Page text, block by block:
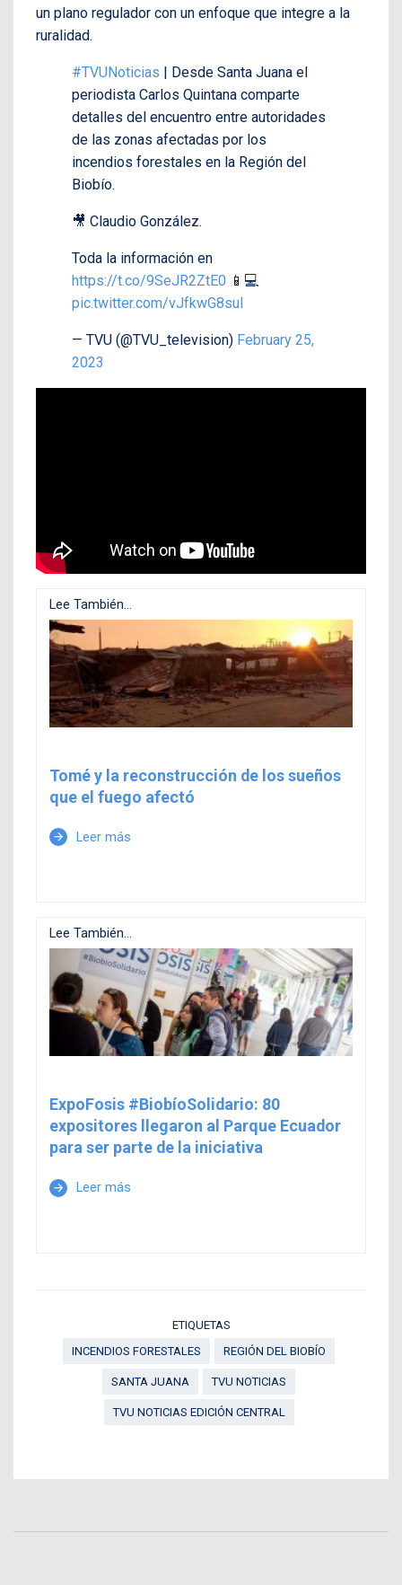
un plano regulador con un enfoque que integre a la
ruralidad.
#TVUNoticias | Desde Santa Juana el
periodista Carlos Quintana comparte
detalles del encuentro entre autoridades
de las zonas afectadas por los
incendios forestales en la Región del
Biobío.
🎥 Claudio González.
Toda la información en
https://t.co/9SeJR2ZtE0 📱💻
pic.twitter.com/vJfkwG8suI
— TVU (@TVU_television) February 25,
2023
Lee También...
Tomé y la reconstrucción de los sueños
que el fuego afectó
arrow_forward Leer más
Lee También...
ExpoFosis #BiobíoSolidario: 80
expositores llegaron al Parque Ecuador
para ser parte de la iniciativa
arrow_forward Leer más
ETIQUETAS
INCENDIOS FORESTALES
REGIÓN DEL BIOBÍO
SANTA JUANA TVU NOTICIAS
TVU NOTICIAS EDICIÓN CENTRAL